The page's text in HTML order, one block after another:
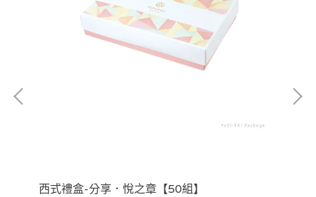
西式禮盒-分享．悅之章【50組】